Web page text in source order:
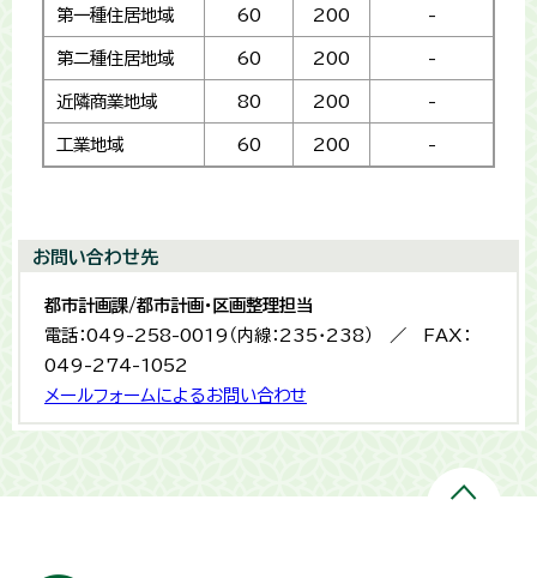
第一種住居地域 60 200 -
第二種住居地域 60 200 -
近隣商業地域 80 200 -
工業地域 60 200 -
お問い合わせ先
都市計画課/都市計画・区画整理担当
電話：049-258-0019（内線：235・238） ／ FAX：
049-274-1052
メールフォームによるお問い合わせ